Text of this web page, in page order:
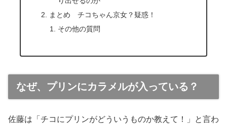
まとめ チコちゃん京女？疑惑！
その他の質問
なぜ、プリンにカラメルが入っている？
佐藤は「チコにプリンがどういうものか教えて！」と言わ